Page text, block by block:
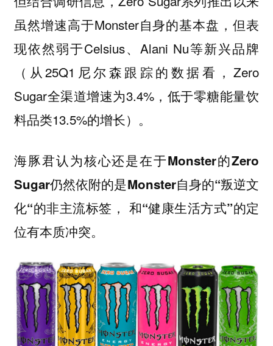
虽然增速高于Monster自身的基本盘，但表
现依然弱于Celsius、Alani Nu等新兴品牌
（从25Q1尼尔森跟踪的数据看，Zero
Sugar全渠道增速为3.4%，低于零糖能量饮
料品类13.5%的增长）。
海豚君认为核心还是在于Monster的Zero
Sugar仍然依附的是Monster自身的“叛逆文
化“的非主流标签， 和“健康生活方式”的定
位有本质冲突。